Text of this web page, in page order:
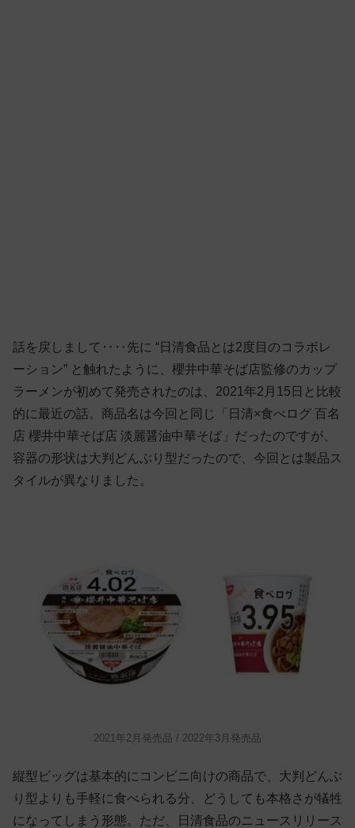
話を戻しまして‥‥先に “日清食品とは2度目のコラボレ
ーション” と触れたように、櫻井中華そば店監修のカップ
ラーメンが初めて発売されたのは、2021年2月15日と比較
的に最近の話。商品名は今回と同じ「日清×食べログ 百名
店 櫻井中華そば店 淡麗醤油中華そば」だったのですが、
容器の形状は大判どんぶり型だったので、今回とは製品ス
タイルが異なりました。
2021年2月発売品 / 2022年3月発売品
縦型ビッグは基本的にコンビニ向けの商品で、大判どんぶ
り型よりも手軽に食べられる分、どうしても本格さが犠牲
になってしまう形態。ただ、日清食品のニュースリリース